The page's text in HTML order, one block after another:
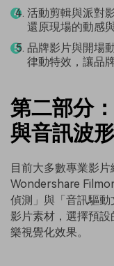
活動剪輯與派對
還原現場的動感
品牌影片與開場
律動特效，讓品
第二部分
與音訊波
目前大多數專業影
Wondershare
偵測」與「音訊驅
影片素材，選擇預
樂視覺化效果。